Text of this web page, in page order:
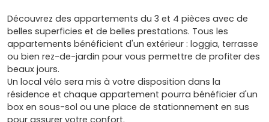
Découvrez des appartements du 3 et 4 pièces avec de
belles superficies et de belles prestations. Tous les
appartements bénéficient d'un extérieur : loggia, terrasse
ou bien rez-de-jardin pour vous permettre de profiter des
beaux jours.
Un local vélo sera mis à votre disposition dans la
résidence et chaque appartement pourra bénéficier d'un
box en sous-sol ou une place de stationnement en sus
pour assurer votre confort.